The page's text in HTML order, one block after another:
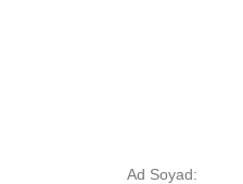
Ad Soyad: